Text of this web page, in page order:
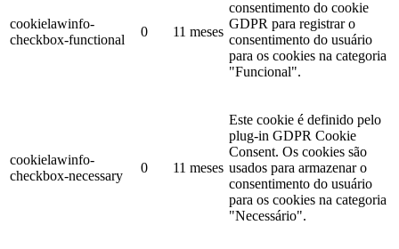
cookielawinfo-
checkbox-functional
0 11 meses
consentimento do cookie
GDPR para registrar o
consentimento do usuário
para os cookies na categoria
"Funcional".
cookielawinfo-
checkbox-necessary
0 11 meses
Este cookie é definido pelo
plug-in GDPR Cookie
Consent. Os cookies são
usados ​​para armazenar o
consentimento do usuário
para os cookies na categoria
"Necessário".